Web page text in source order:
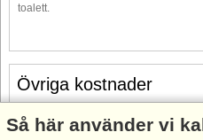
toalett.
Övriga kostnader
Gratis avbokning
Så här använder vi